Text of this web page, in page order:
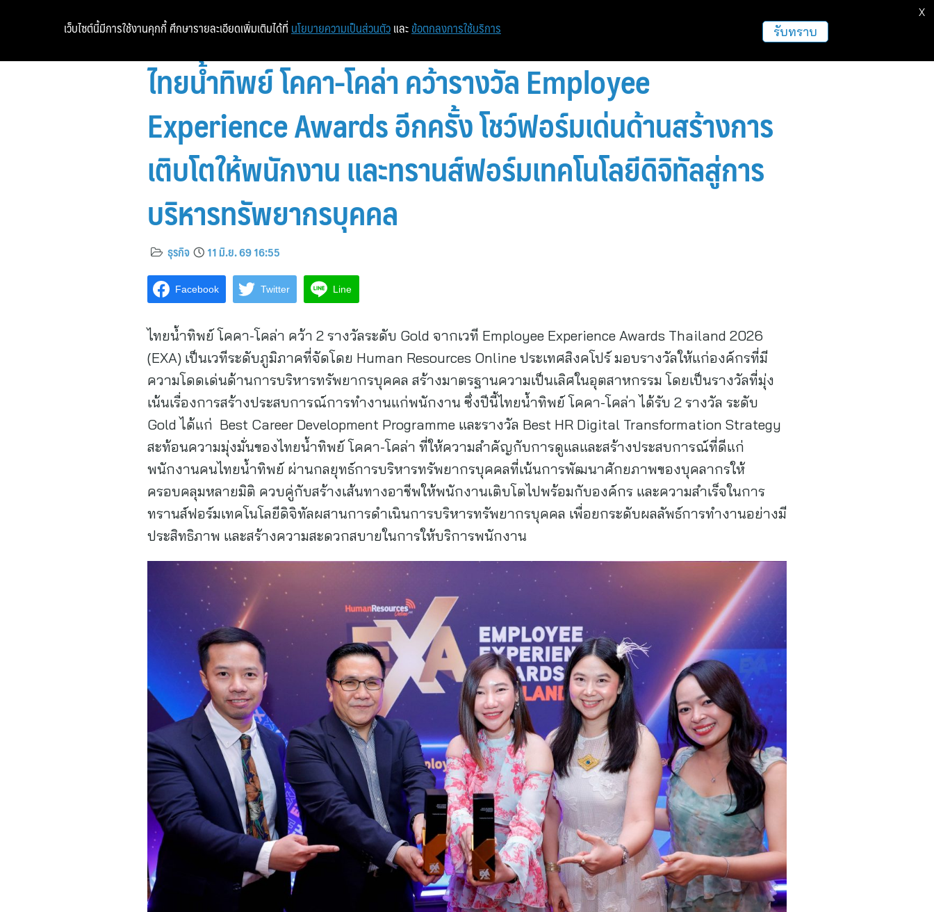
ไทยน้ำทิพย์ โคคา-โคล่า คว้ารางวัล Employee
Experience Awards อีกครั้ง โชว์ฟอร์มเด่นด้านสร้างการ
เติบโตให้พนักงาน และทรานส์ฟอร์มเทคโนโลยีดิจิทัลสู่การ
บริหารทรัพยากรบุคคล
ธุรกิจ 11 มิ.ย. 69 16:55
Facebook Twitter Line
ไทยน้ำทิพย์ โคคา-โคล่า คว้า 2 รางวัลระดับ Gold จากเวที Employee Experience Awards Thailand 2026
(EXA) เป็นเวทีระดับภูมิภาคที่จัดโดย Human Resources Online ประเทศสิงคโปร์ มอบรางวัลให้แก่องค์กรที่มี
ความโดดเด่นด้านการบริหารทรัพยากรบุคคล สร้างมาตรฐานความเป็นเลิศในอุตสาหกรรม โดยเป็นรางวัลที่มุ่ง
เน้นเรื่องการสร้างประสบการณ์การทำงานแก่พนักงาน ซึ่งปีนี้ไทยน้ำทิพย์ โคคา-โคล่า ได้รับ 2 รางวัล ระดับ
Gold ได้แก่ Best Career Development Programme และรางวัล Best HR Digital Transformation Strategy
สะท้อนความมุ่งมั่นของไทยน้ำทิพย์ โคคา-โคล่า ที่ให้ความสำคัญกับการดูแลและสร้างประสบการณ์ที่ดีแก่
พนักงานคนไทยน้ำทิพย์ ผ่านกลยุทธ์การบริหารทรัพยากรบุคคลที่เน้นการพัฒนาศักยภาพของบุคลากรให้
ครอบคลุมหลายมิติ ควบคู่กับสร้างเส้นทางอาชีพให้พนักงานเติบโตไปพร้อมกับองค์กร และความสำเร็จในการ
ทรานส์ฟอร์มเทคโนโลยีดิจิทัลผสานการดำเนินการบริหารทรัพยากรบุคคล เพื่อยกระดับผลลัพธ์การทำงานอย่างมี
ประสิทธิภาพ และสร้างความสะดวกสบายในการให้บริการพนักงาน
เว็บไซต์นี้มีการใช้งานคุกกี้ ศึกษารายละเอียดเพิ่มเติมได้ที่ นโยบายความเป็นส่วนตัว และ ข้อตกลงการใช้บริการ รับทราบ
X